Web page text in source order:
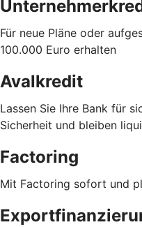
Für neue Pläne oder
100.000 Euro erhalten
Avalkredit
Lassen Sie Ihre Bank für
Sicherheit und bleiben
Factoring
Mit Factoring sofort und